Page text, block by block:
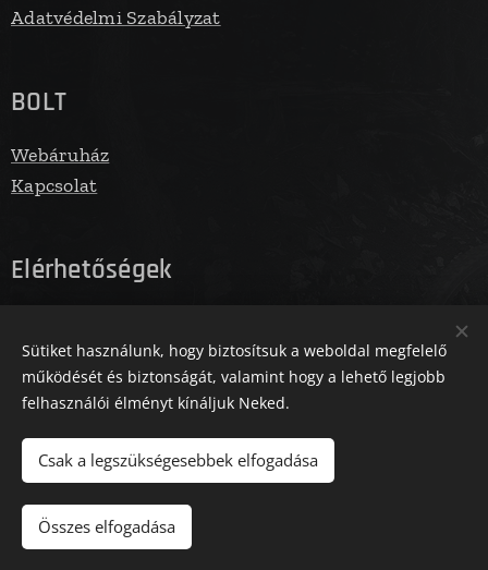
Adatvédelmi Szabályzat
BOLT
Webáruház
Kapcsolat
Elérhetőségek
Telefonszám: 06305731961
Az oldalt a Zm Media működteti
Sütiket használunk, hogy biztosítsuk a weboldal megfelelő
működését és biztonságát, valamint hogy a lehető legjobb
felhasználói élményt kínáljuk Neked.
Csak a legszükségesebbek elfogadása
Összes elfogadása